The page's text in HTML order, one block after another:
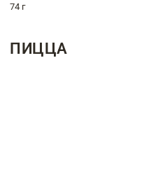
74 г
ПИЦЦА